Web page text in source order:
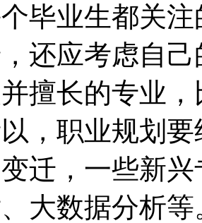
毕业生都关
还应考虑自
擅长的专业
，职业规划
迁，一些新
大数据分析